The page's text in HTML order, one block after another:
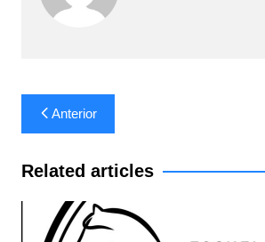
Navegación
de
entradas
Anterior
Related articles